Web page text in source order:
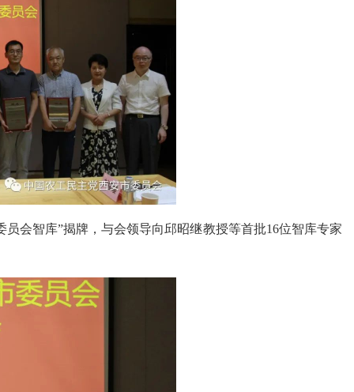
员会智库”揭牌，与会领导向邱昭继教授等首批16位智库专家